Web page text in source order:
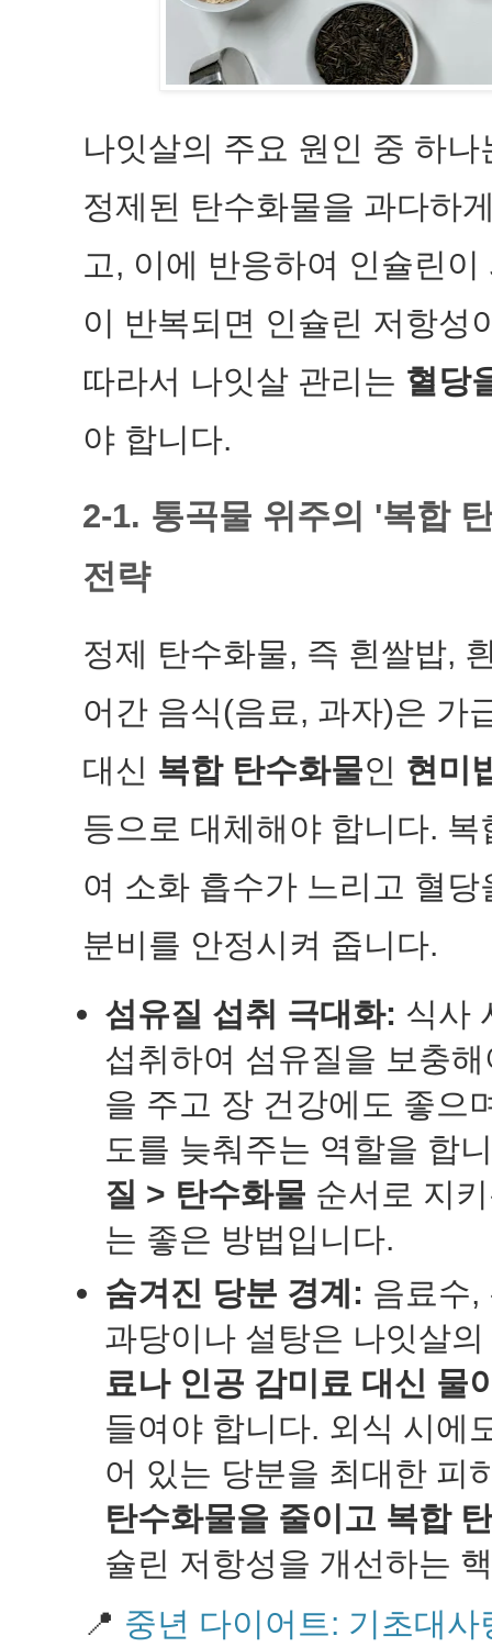
나잇살의 주요 원인 중 하
정제된 탄수화물을 과다하
고, 이에 반응하여 인슐린
이 반복되면 인슐린 저항성
따라서 나잇살 관리는 혈당
야 합니다.
2-1. 통곡물 위주의 '복합
전략
정제 탄수화물, 즉 흰쌀밥,
어간 음식(음료, 과자)은 가
대신 복합 탄수화물인 현미
등으로 대체해야 합니다.
여 소화 흡수가 느리고 혈
분비를 안정시켜 줍니다.
섬유질 섭취 극대화: 식사
섭취하여 섬유질을 보충
을 주고 장 건강에도 좋으
도를 늦춰주는 역할을 합
질 > 탄수화물 순서로 지
는 좋은 방법입니다.
숨겨진 당분 경계: 음료수,
과당이나 설탕은 나잇살
료나 인공 감미료 대신 물
들여야 합니다. 외식 시에
어 있는 당분을 최대한 피
탄수화물을 줄이고 복합
슐린 저항성을 개선하는
📍 중년 다이어트: 기초대